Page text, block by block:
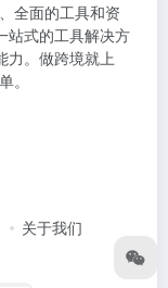
全面的工具和资
站式的工具解决方
力。做跨境就上
。
关于我们